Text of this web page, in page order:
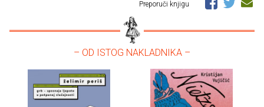
Preporuči knjigu
– OD ISTOG NAKLADNIKA –